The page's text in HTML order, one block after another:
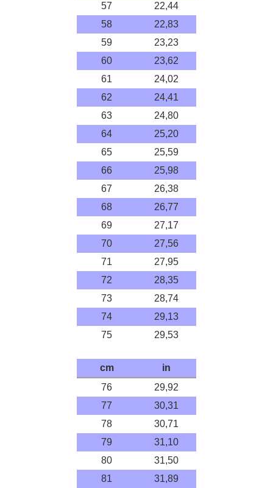
57
22,44
58
22,83
59
23,23
60
23,62
61
24,02
62
24,41
63
24,80
64
25,20
65
25,59
66
25,98
67
26,38
68
26,77
69
27,17
70
27,56
71
27,95
72
28,35
73
28,74
74
29,13
75
29,53
cm
in
76
29,92
77
30,31
78
30,71
79
31,10
80
31,50
81
31,89